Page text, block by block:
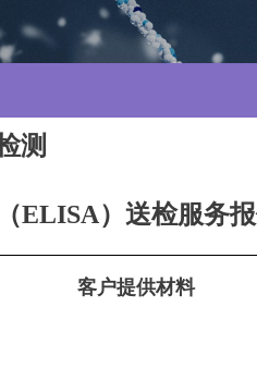
测
ELISA）送检服务
客户提供材料